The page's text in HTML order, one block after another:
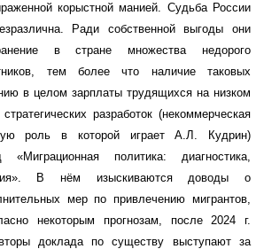
корыстной манией. Судьба России
Ради собственной выгоды они
в стране множества недорого
тем более что наличие таковых
в целом зарплаты трудящихся на низком
разработок (некоммерческая
роль в которой играет А.Л. Кудрин)
«Миграционная политика: диагностика,
В нём изыскиваются доводы о
мер по привлечению мигрантов,
некоторым прогнозам, после 2024 г.
доклада по существу выступают за